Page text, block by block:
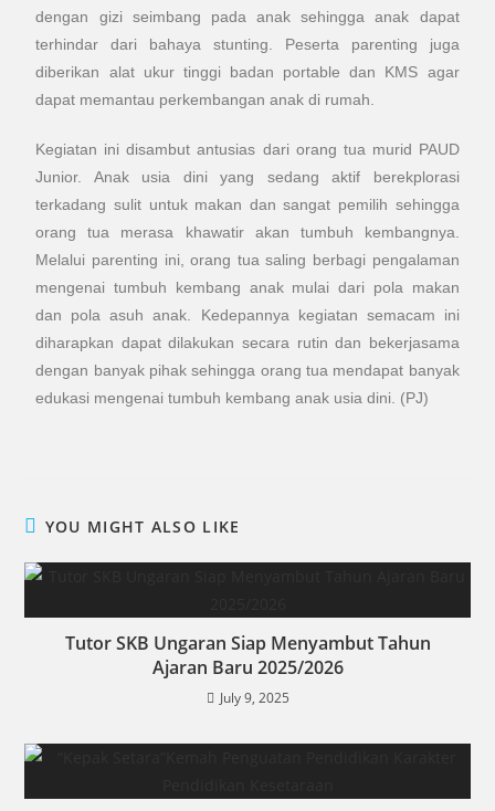
dengan gizi seimbang pada anak sehingga anak dapat
terhindar dari bahaya stunting. Peserta parenting juga
diberikan alat ukur tinggi badan portable dan KMS agar
dapat memantau perkembangan anak di rumah.
Kegiatan ini disambut antusias dari orang tua murid PAUD
Junior. Anak usia dini yang sedang aktif berekplorasi
terkadang sulit untuk makan dan sangat pemilih sehingga
orang tua merasa khawatir akan tumbuh kembangnya.
Melalui parenting ini, orang tua saling berbagi pengalaman
mengenai tumbuh kembang anak mulai dari pola makan
dan pola asuh anak. Kedepannya kegiatan semacam ini
diharapkan dapat dilakukan secara rutin dan bekerjasama
dengan banyak pihak sehingga orang tua mendapat banyak
edukasi mengenai tumbuh kembang anak usia dini. (PJ)
YOU MIGHT ALSO LIKE
Tutor SKB Ungaran Siap Menyambut Tahun
Ajaran Baru 2025/2026
July 9, 2025